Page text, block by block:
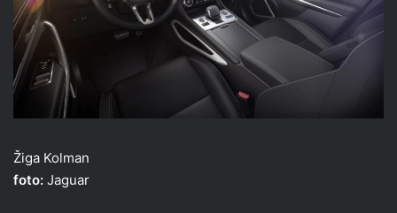
Žiga Kolman
foto: Jaguar